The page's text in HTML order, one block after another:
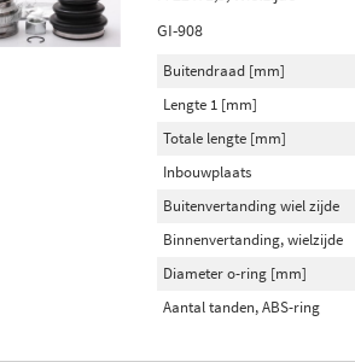
GI-908
Buitendraad [mm]
Lengte 1 [mm]
Totale lengte [mm]
Inbouwplaats
Buitenvertanding wiel zijde
Binnenvertanding, wielzijde
Diameter o-ring [mm]
Aantal tanden, ABS-ring